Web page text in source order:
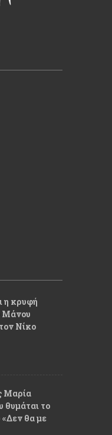
η κρυφή
Μάνου
Νίκο
Μαρία
θυμάται το
«Δεν θα με